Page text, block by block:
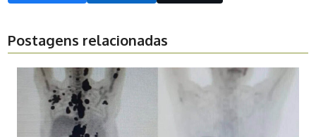
Postagens relacionadas